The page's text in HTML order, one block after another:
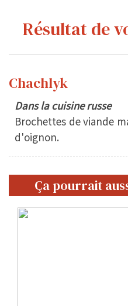
Résultat de
Chachlyk
Dans la cuisine russe
Brochettes de viande
d'oignon.
Ça pourrait